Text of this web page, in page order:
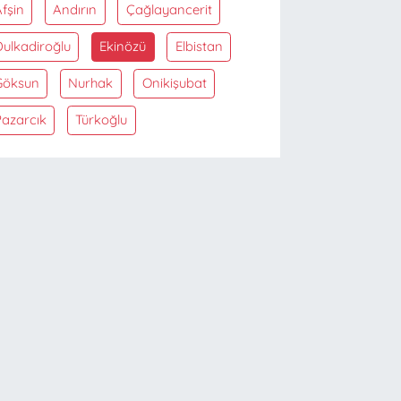
Andırın Çağlayancerit
Ekinözü Elbistan
Nurhak Onikişubat
Türkoğlu